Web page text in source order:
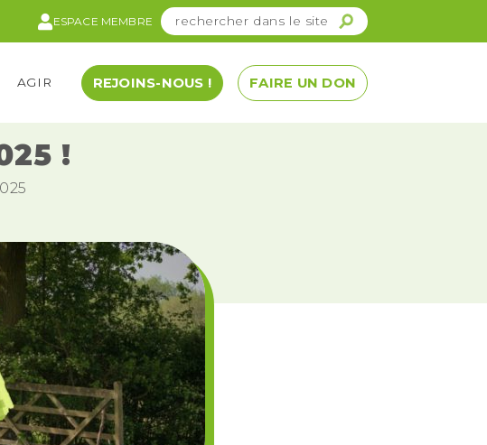
ESPACE MEMBRE
AGIR REJOINS-NOUS ! FAIRE UN DON
!